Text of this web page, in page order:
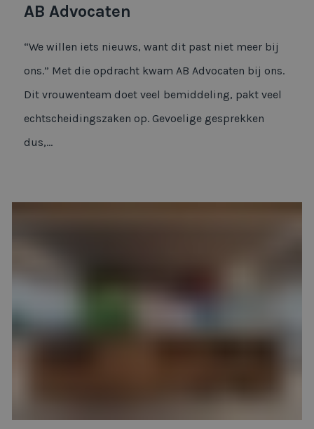
AB Advocaten
“We willen iets nieuws, want dit past niet meer bij
ons.” Met die opdracht kwam AB Advocaten bij ons.
Dit vrouwenteam doet veel bemiddeling, pakt veel
echtscheidingszaken op. Gevoelige gesprekken
dus,...